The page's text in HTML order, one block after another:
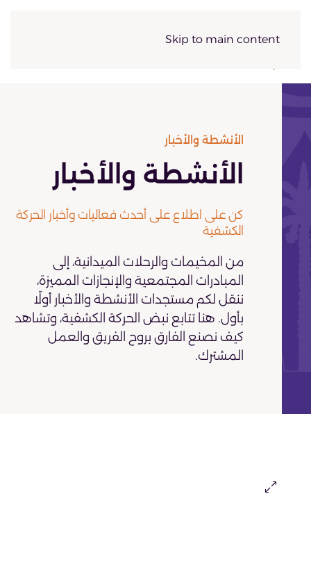
Skip to main content
الأنشطة والأخبار
الأنشطة والأخبار
كن على اطلاع على أحدث فعاليات وأخبار الحركة
الكشفية
من المخيمات والرحلات الميدانية، إلى
المبادرات المجتمعية والإنجازات المميزة،
ننقل لكم مستجدات الأنشطة والأخبار أولًا
بأول. هنا تتابع نبض الحركة الكشفية، وتشاهد
كيف نصنع الفارق بروح الفريق والعمل
المشترك.